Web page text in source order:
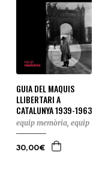
GUIA DEL MAQUIS
LLIBERTARI A
CATALUNYA 1939-1963
equip memòria, equip
30,00€